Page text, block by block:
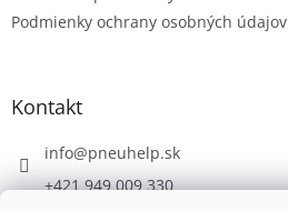
Podmienky ochrany osobných údajov
Kontakt
info@pneuhelp.sk
+421 949 009 330